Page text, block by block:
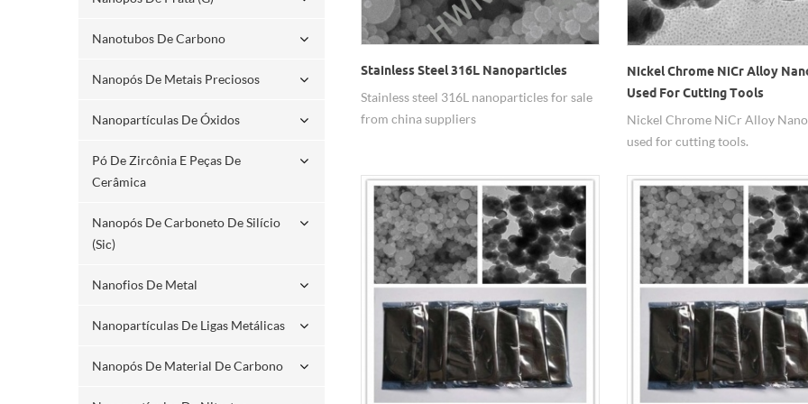
Nanotubos De Carbono
Nanopós De Metais Preciosos
Nanopartículas De Óxidos
Pó De Zircônia E Peças De
Cerâmica
Nanopós De Carboneto De Silício
(sic)
Nanofios De Metal
Nanopartículas De Ligas Metálicas
Nanopós De Material De Carbono
Stainless Steel 316L Nanoparticles
Stainless steel 316L nanoparticles for sale
from china suppliers
Nickel Chrome NiCr Alloy
Used For Cutting Tools
Nickel Chrome NiCr Alloy
used for cutting tools.